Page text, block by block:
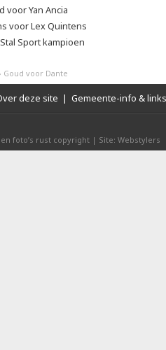
voor Yan Ancia
voor Lex Quintens
Sport kampioen
Goud voor Dante
deze site | Gemeente-info & links
foto’s rust copyright | Site: Webstylers